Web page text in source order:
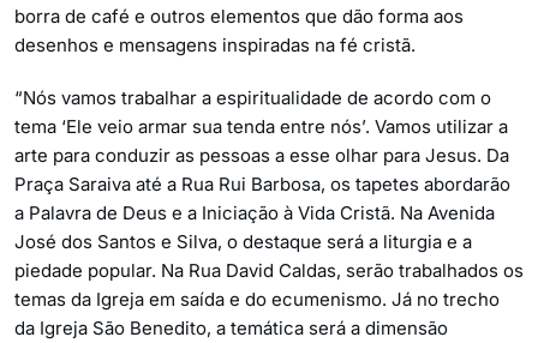
borra de café e outros elementos que dão forma aos
desenhos e mensagens inspiradas na fé cristã.
“Nós vamos trabalhar a espiritualidade de acordo com o
tema ‘Ele veio armar sua tenda entre nós’. Vamos utilizar a
arte para conduzir as pessoas a esse olhar para Jesus. Da
Praça Saraiva até a Rua Rui Barbosa, os tapetes abordarão
a Palavra de Deus e a Iniciação à Vida Cristã. Na Avenida
José dos Santos e Silva, o destaque será a liturgia e a
piedade popular. Na Rua David Caldas, serão trabalhados os
temas da Igreja em saída e do ecumenismo. Já no trecho
da Igreja São Benedito, a temática será a dimensão